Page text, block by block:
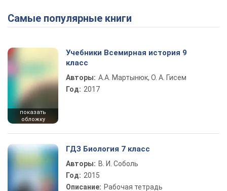
Самые популярные книги
показать
обложку
Учебники Всемирная история 9
класс
Авторы: А.А. Мартынюк, О. А. Гисем
Год: 2017
ГДЗ Биология 7 класс
Авторы: В. И. Соболь
Год: 2015
Описание: Рабочая тетрадь